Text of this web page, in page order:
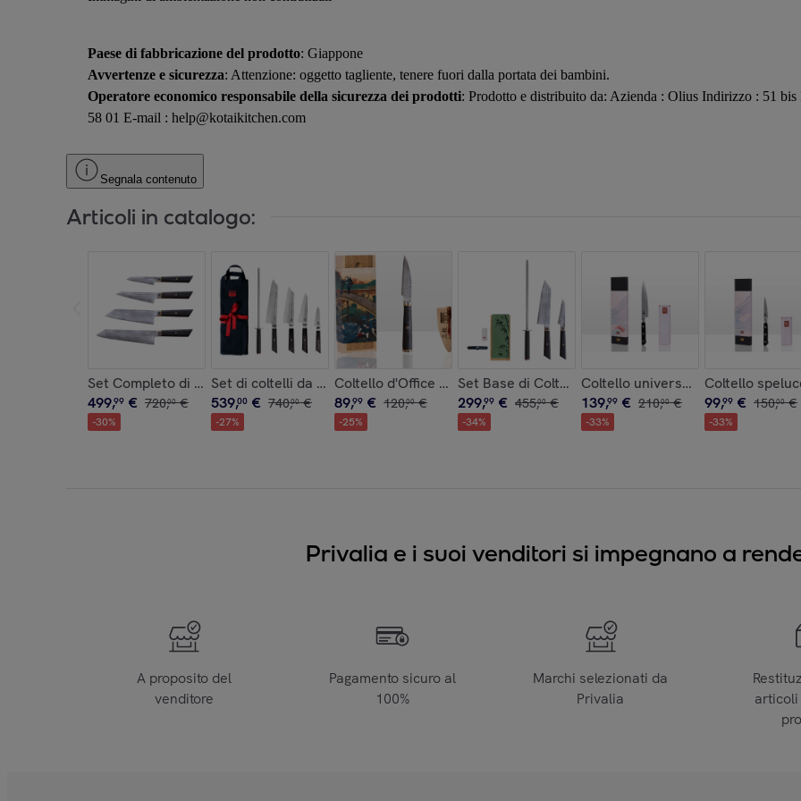
Paese di fabbricazione del prodotto: Giappone
Avvertenze e sicurezza: Attenzione: oggetto tagliente, tenere fuori dalla portata dei bambini.
Operatore economico responsabile della sicurezza dei prodotti: Prodotto e distribuito da: Azienda : Olius Indirizzo : 51
58 01 E-mail : help@kotaikitchen.com
Segnala contenuto
Articoli in catalogo:
Set Completo di Coltelli (4 pezzi) - Collezione Bunka San-Mai
499,99 € 720,00 €
-30%
Set di coltelli da viaggio (6 pezzi) - Collezione Bunka
539,00 € 740,00 €
-27%
Coltello d'Office | Lama 90 mm | Acciaio Inossidabile Giapponese San-
89,99 € 120,00 €
-25%
Set Base di Coltelli (4 pezzi) - Collezione Bunka San-
299,99 € 455,00 €
-34%
Coltello universale Hashi Damas
139,99 € 210,00 €
-33%
Coltello
99,99 € 150,00 €
-33%
Privalia e i suoi venditori si impegnano a
A proposito del
venditore
Pagamento sicuro al
100%
Marchi selezionati da
Privalia
articoli